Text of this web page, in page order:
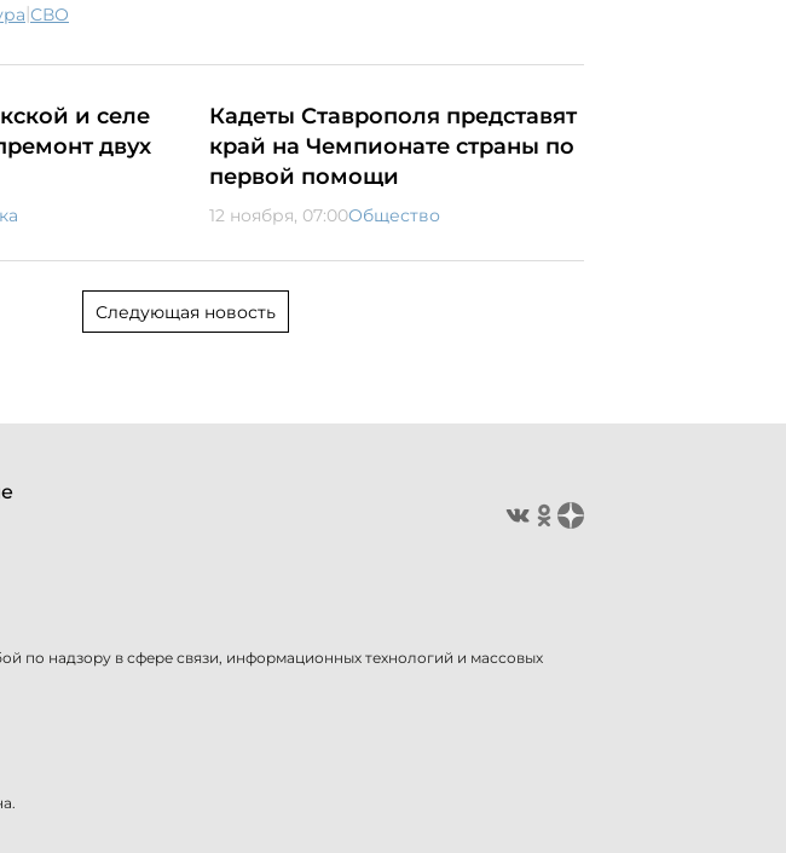
| СВО
и селе
двух
Кадеты Ставрополя представят
край на Чемпионате страны по
первой помощи
12 ноября, 07:00Общество
Следующая новость
надзору в сфере связи, информационных технологий и массовых